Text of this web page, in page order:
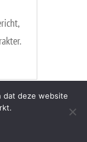
dat deze website